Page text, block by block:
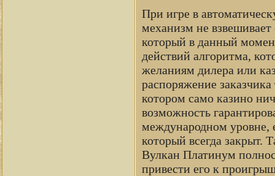
При игре в
механизм не взвешивает
который в данный
действий алгоритма,
желаниям дилера или
распоряжение
котором само казино
возможность
международном уровне,
который всегда закрыт.
Вулкан Платинум
привести его к